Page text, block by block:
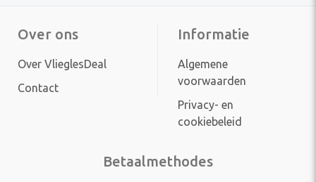
Over ons
Over VlieglesDeal
Contact
Informatie
Algemene
voorwaarden
Privacy- en
cookiebeleid
Betaalmethodes